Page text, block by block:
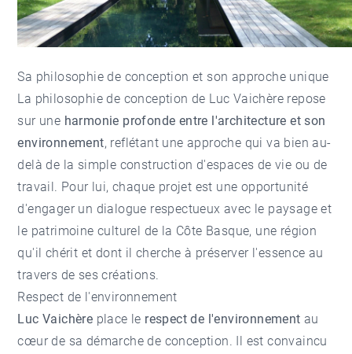
Sa philosophie de conception et son approche unique
La philosophie de conception de Luc Vaichère repose
sur une harmonie profonde entre l'architecture et son
environnement, reflétant une approche qui va bien au-
delà de la simple construction d'espaces de vie ou de
travail. Pour lui, chaque projet est une opportunité
d'engager un dialogue respectueux avec le paysage et
le patrimoine culturel de la Côte Basque, une région
qu'il chérit et dont il cherche à préserver l'essence au
travers de ses créations.
Respect de l'environnement
Luc Vaichère place le respect de l'environnement au
cœur de sa démarche de conception. Il est convaincu